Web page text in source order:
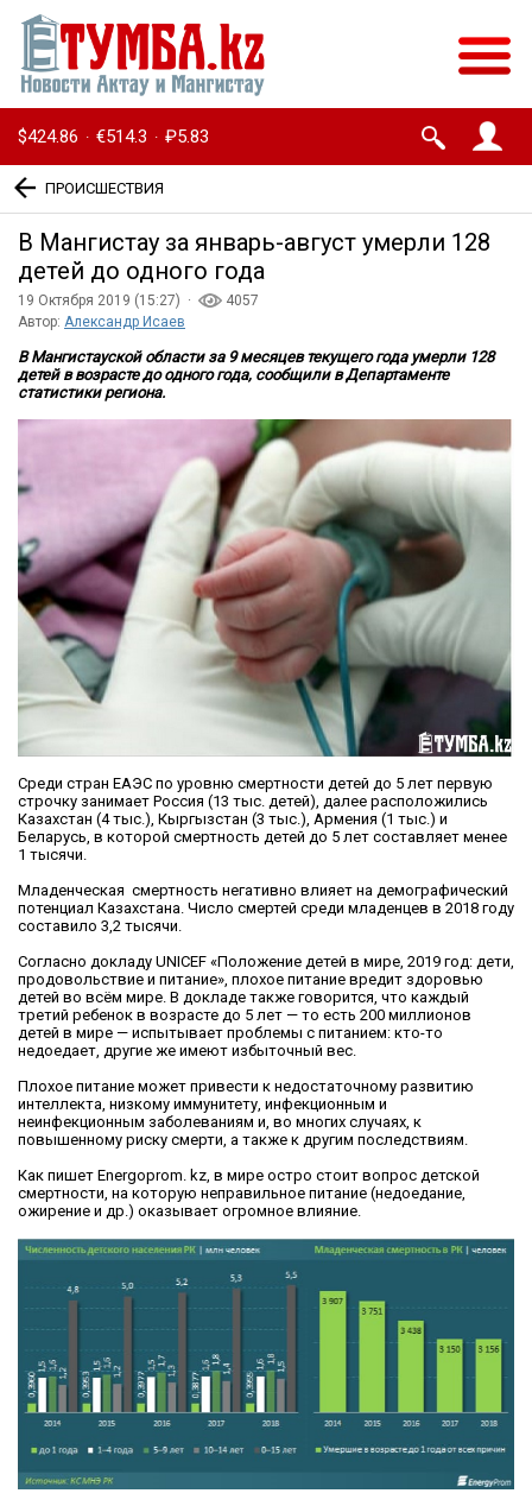
$424.86 · €514.3 · ₽5.83
ПРОИСШЕСТВИЯ
В Мангистау за январь-август умерли 128
детей до одного года
19 Октября 2019 (15:27) ·
4057
Автор: Александр Исаев
В Мангистауской области за 9 месяцев текущего года умерли 128
детей в возрасте до одного года, сообщили в Департаменте
статистики региона.
Среди стран ЕАЭС по уровню смертности детей до 5 лет первую
строчку занимает Россия (13 тыс. детей), далее расположились
Казахстан (4 тыс.), Кыргызстан (3 тыс.), Армения (1 тыс.) и
Беларусь, в которой смертность детей до 5 лет составляет менее
1 тысячи.
Младенческая смертность негативно влияет на демографический
потенциал Казахстана. Число смертей среди младенцев в 2018 году
составило 3,2 тысячи.
Согласно докладу UNICEF «Положение детей в мире, 2019 год: дети,
продовольствие и питание», плохое питание вредит здоровью
детей во всём мире. В докладе также говорится, что каждый
третий ребенок в возрасте до 5 лет — то есть 200 миллионов
детей в мире — испытывает проблемы с питанием: кто-то
недоедает, другие же имеют избыточный вес.
Плохое питание может привести к недостаточному развитию
интеллекта, низкому иммунитету, инфекционным и
неинфекционным заболеваниям и, во многих случаях, к
повышенному риску смерти, а также к другим последствиям.
Как пишет Energoprom. kz, в мире остро стоит вопрос детской
смертности, на которую неправильное питание (недоедание,
ожирение и др.) оказывает огромное влияние.